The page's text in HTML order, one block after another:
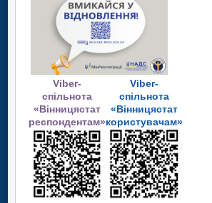
Viber-
спільнота
«Вінницястат
респондентам»
Viber-
спільнота
«Вінницястат
користувачам»